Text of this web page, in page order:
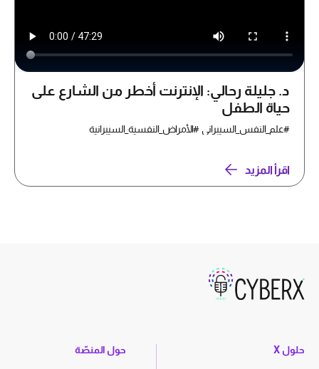
د. جليلة رحالي: الإنترنت أخطر من الشارع على
حياة الطفل
#علم_النفس_السيبراني #الأمراض_النفسية_السيبرانية
اقرأ المزيد
حلول X حول المنصّة